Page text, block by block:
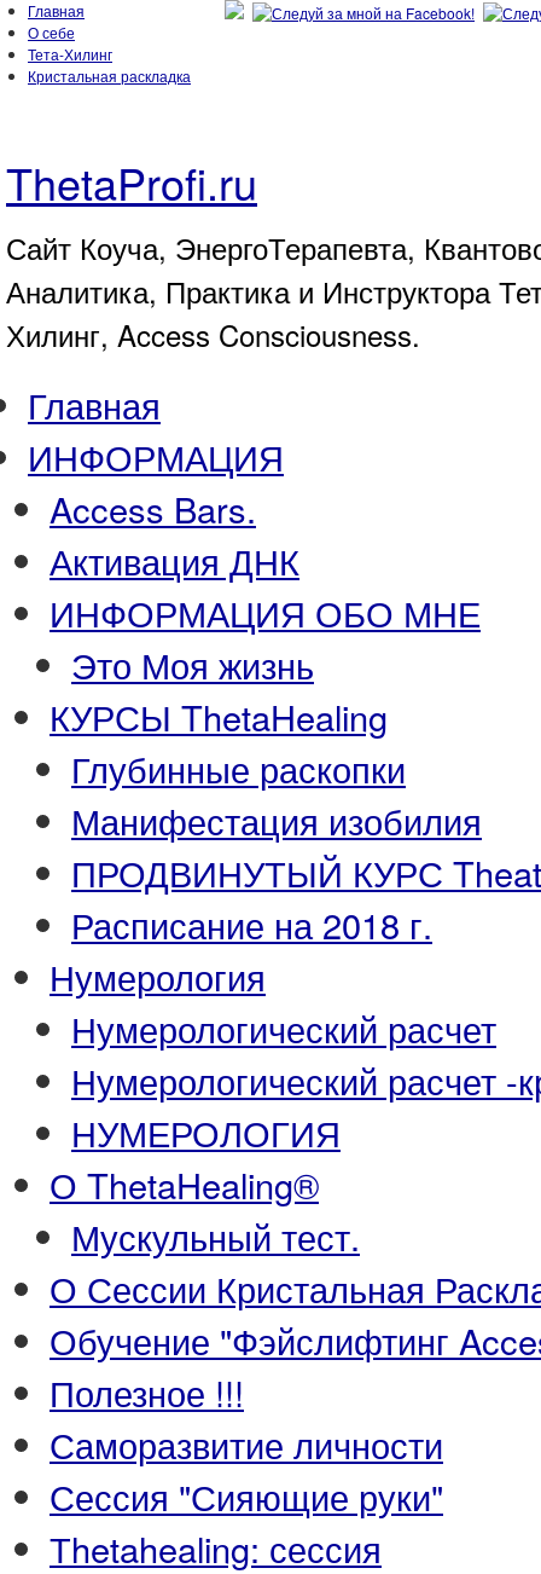
Главная
О себе
Тета-Хилинг
Кристальная раскладка
ThetaProfi.ru
Сайт Коуча, ЭнергоТерапевта,
Аналитика, Практика и Инструктора
Хилинг, Access Consciousness.
Главная
ИНФОРМАЦИЯ
Access Bars.
Активация ДНК
ИНФОРМАЦИЯ ОБО МНЕ
Это Моя жизнь
КУРСЫ ThetaHealing
Глубинные раскопки
Манифестация изобилия
ПРОДВИНУТЫЙ КУРС
Расписание на 2018 г.
Нумерология
Нумерологический расчет
Нумерологический расчет -
НУМЕРОЛОГИЯ
О ThetaHealing®
Мускульный тест.
О Сессии Кристальная
Обучение "Фэйслифтинг
Полезное !!!
Саморазвитие личности
Сессия "Сияющие руки"
Тhetahealing: сессия